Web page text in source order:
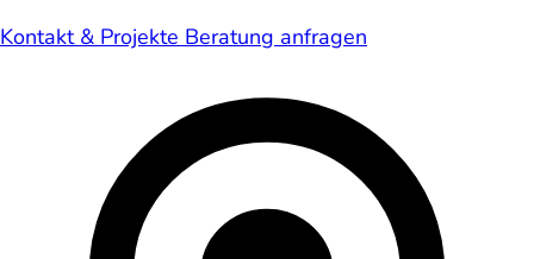
Kontakt & Projekte Beratung anfragen